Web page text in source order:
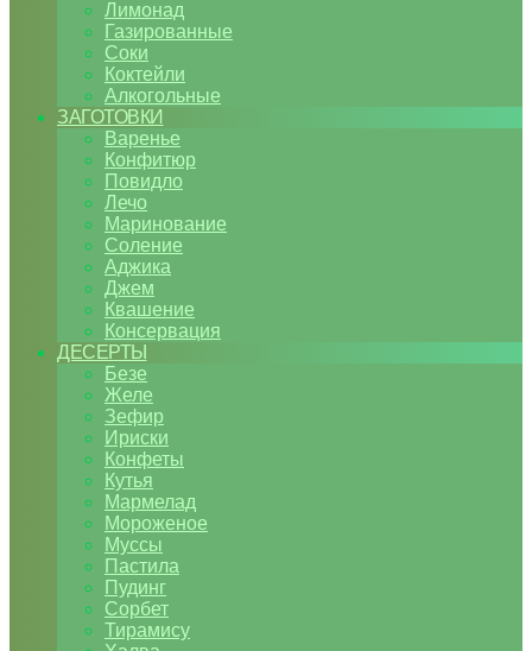
Лимонад
Газированные
Соки
Коктейли
Алкогольные
ЗАГОТОВКИ
Варенье
Конфитюр
Повидло
Лечо
Маринование
Соление
Аджика
Джем
Квашение
Консервация
ДЕСЕРТЫ
Безе
Желе
Зефир
Ириски
Конфеты
Кутья
Мармелад
Мороженое
Муссы
Пастила
Пудинг
Сорбет
Тирамису